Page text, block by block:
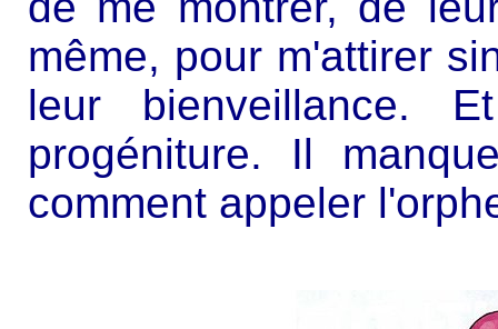
même, pour m'attirer
leur bienveillance.
progéniture. Il
comment appeler